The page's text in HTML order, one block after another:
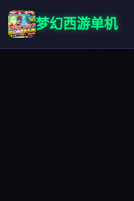
梦幻西游单机